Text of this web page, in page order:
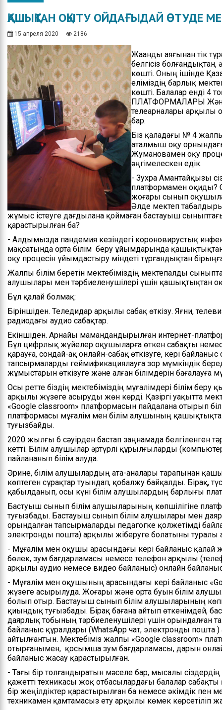
Спорт
Экономика
Здравоохранение
Неотложка
В городском акимате
В городском
маслихате
Культура
Ими гордится город
Школьные будни
Коммунальная сфера
Годовые планы
ҚАШЫҚТАН ОҚЫТУ ОЙДАҒЫДАЙ ӨТУДЕ
15 апреля 2020 2186
Жаһанды аяғынан тік
белгісіз
көшті. Оның ішінде
еліміздің барлық
көшті. Балалар енді 4
ПЛАТФОРМАЛАРЫ Және
телеарналары арқылы
бар.
Біз қаладағы № 4 жалпы
аталмыш оқу
Жумановамен оқу
әңгімелескен едік.
- Зухра Амантайқызы
платформамен оқиды?
жоғары сынып
Әлде мектеп
жұмыс істеуге дағдылана қоймаған бастауыш
қарастырылған ба?
- Алдымызда пандемия кезіндегі короновирустық
мақсатында орта білім беру ұйымдарында қашықтықтан
оқу процесін ұйымдастыру міндеті тұрғандықтан
Жалпы білім беретін мектебіміздің мектепалды
алушылары мен тәрбиеленушілері үшін қашықтықтан
Бұл қалай болмақ:
Біріншіден. Теледидар арқылы сабақ өткізу. Яғни,
радиодағы аудио сабақтар.
Екіншіден. Арнайы мамандандырылған интернет-
Бұл цифрлық жүйелер оқушыларға өткен сабақты
қарауға, сондай-ақ онлайн-сабақ өткізуге, кері
тапсырмаларды геймификациялауға зор мүмкіндік
жұмыстарын өткізуге және алған білімдерін бағалауға
Осы ретте біздің мектебіміздің мұғалімдері білім
арқылы жүзеге асыруды жөн көрді. Қазіргі уақытта
«Google classroom» платформасын пайдалана отырып
платформасы мұғалім мен білім алушының
туғызбайды.
2020 жылғы 6 сәуірден бастап заңнамада белгіленген
кетті. Білім алушылар әртүрлі құрылғыларды
пайлананып білім алуда.
Әрине, білім алушылардың ата-аналары тарапынан
көптеген сұрақтар туындап, қобалжу байқалды. Бірақ,
қабылданып, осы күні білім алушылардың барлығы
Бастуыш сынып білім алушыларының көпшілігіне
туғызбады. Бастауыш сынып білім алушылары мен
орындалған тапсырмаларды педагогке қолжетімді
электронды пошта) арқылы жіберуге болатыны туралы
- Мұғалім мен оқушы арасындағы кері байланыс
бөлек, зум бағдарламасы немесе телефон арқылы
арқылы аудио немесе видео байланыс) онлайн
- Мұғалім мен оқушының арасындағы кері байланыс
жүзеге асырылуда. Жоғары және орта буын білім
болып отыр. Бастауыш сынып білім алушыларының
қиындық туғызбады. Бірақ бағана айтып өткенімдей,
даярлық тобының тәрбиеленушілері үшін орындалған
байланыс құралдары (WhatsApp чат, электронды
айтылғантын. Мектебіміз жалпы «Google classroom»
отырғанымен, қосымша зум бағдарламасы, дарын
байланыс жасау қарастырылған.
- Тағы бір толғандыратын мәселе бар, мысалы
қажетті техникасы жоқ отбасылардағы балалар
бір жеңілдіктер қарастырылған ба немесе әкімдік пен
техникамен қамтамасыз ету арқылы көмек көрсетіліп